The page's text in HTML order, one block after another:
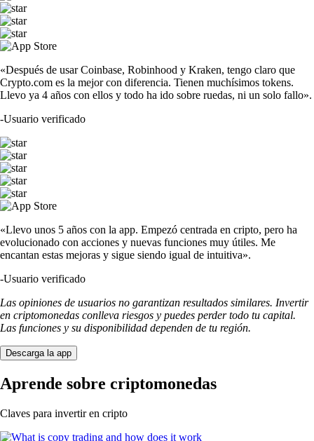
«Después de usar Coinbase, Robinhood y Kraken, tengo claro que
Crypto.com es la mejor con diferencia. Tienen muchísimos tokens.
Llevo ya 4 años con ellos y todo ha ido sobre ruedas, ni un solo fallo».
-Usuario verificado
«Llevo unos 5 años con la app. Empezó centrada en cripto, pero ha
evolucionado con acciones y nuevas funciones muy útiles. Me
encantan estas mejoras y sigue siendo igual de intuitiva».
-Usuario verificado
Las opiniones de usuarios no garantizan resultados similares. Invertir
en criptomonedas conlleva riesgos y puedes perder todo tu capital.
Las funciones y su disponibilidad dependen de tu región.
Descarga la app
Aprende sobre criptomonedas
Claves para invertir en cripto